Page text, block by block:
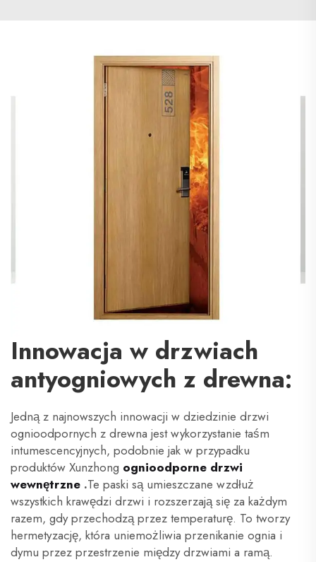
Innowacja w drzwiach
antyogniowych z drewna:
Jedną z najnowszych innowacji w dziedzinie drzwi
ognioodpornych z drewna jest wykorzystanie taśm
intumescencyjnych, podobnie jak w przypadku
produktów Xunzhong ognioodporne drzwi
wewnętrzne .Te paski są umieszczane wzdłuż
wszystkich krawędzi drzwi i rozszerzają się za każdym
razem, gdy przechodzą przez temperaturę. To tworzy
hermetyzację, która uniemożliwia przenikanie ognia i
dymu przez przestrzenie między drzwiami a ramą.